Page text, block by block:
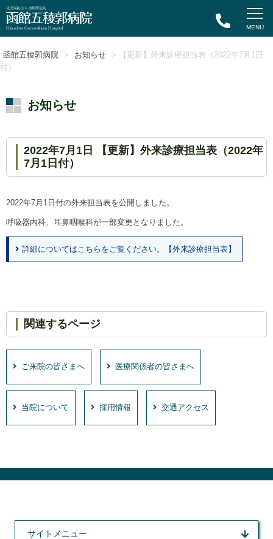
函館五稜郭病院 > お知らせ
> 【更新】外来診療担当表（2022年7月1日
付）
お知らせ
2022年7月1日 【更新】外来診療担当表（2022年
7月1日付）
2022年7月1日付の外来担当表を公開しました。
呼吸器内科、耳鼻咽喉科が一部変更となりました。
詳細についてはこちらをご覧ください。【外来診療担当表】
関連するページ
ご来院の皆さまへ 医療関係者の皆さまへ
当院について 採用情報 交通アクセス
サイトメニュー